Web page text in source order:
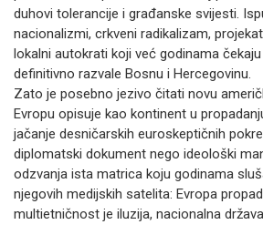
duhovi tolerancije i građanske svijesti.
nacionalizmi, crkveni radikalizam,
lokalni autokrati koji već godinama
definitivno razvale Bosnu i Hercegovinu.
Zato je posebno jezivo čitati novu
Evropu opisuje kao kontinent u
jačanje desničarskih euroskeptičnih
diplomatski dokument nego ideološki
odzvanja ista matrica koju godinama
njegovih medijskih satelita: Evropa
multietničnost je iluzija, nacionalna